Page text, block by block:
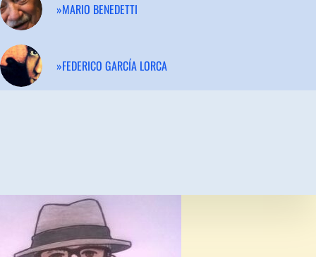
»MARIO BENEDETTI
»FEDERICO GARCÍA LORCA